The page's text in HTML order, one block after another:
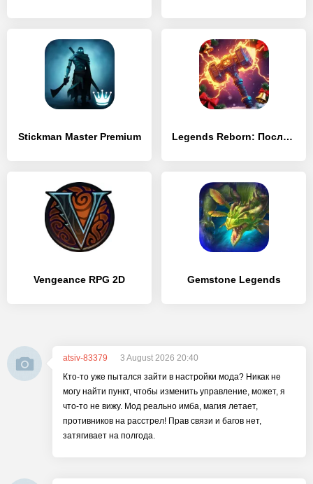
Stickman Master Premium Legends Reborn: Последний бой
Vengeance RPG 2D Gemstone Legends
atsiv-83379
3 August 2026 20:40
Кто-то уже пытался зайти в настройки мода? Никак не
могу найти пункт, чтобы изменить управление, может, я
что-то не вижу. Мод реально имба, магия летает,
противников на расстрел! Прав связи и багов нет,
затягивает на полгода.